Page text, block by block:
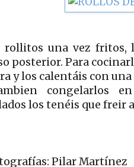
rollitos una vez fritos,
posterior. Para
y los calentáis con
congelarlos
los tenéis que freir
Pilar Martínez